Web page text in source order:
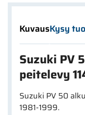
KuvausKysy
Suzuki PV
peitelevy
Suzuki PV 50
1981-1999.